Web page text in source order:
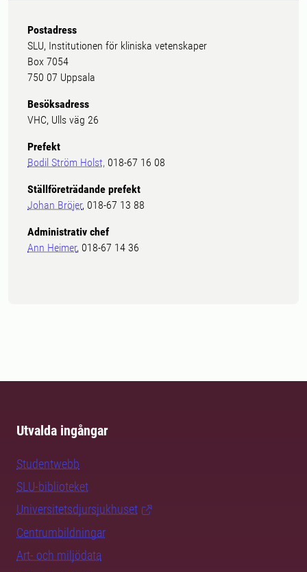
Postadress
SLU, Institutionen för kliniska vetenskaper
Box 7054
750 07 Uppsala
Besöksadress
VHC, Ulls väg 26
Prefekt
Bodil Ström Holst, 018-67 16 08
Ställföreträdande prefekt
Johan Bröjer, 018-67 13 88
Administrativ chef
Ann Heimer, 018-67 14 36
Utvalda ingångar
Studentwebb
SLU-biblioteket
Universitetsdjursjukhuset
Centrumbildningar
Art- och miljödata